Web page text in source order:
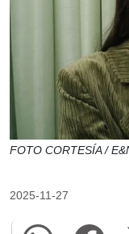
FOTO CORTESÍA /
2025-11-27